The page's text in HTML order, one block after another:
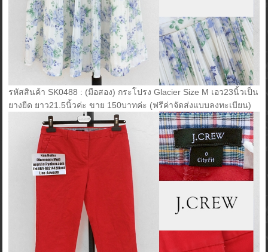
รหัสสินค้า SK0488 : (มือสอง) กระโปรง Glacier Size M เอว23นิ้วเป็น
ยางยืด ยาว21.5นิ้วค่ะ ขาย 150บาทค่ะ (ฟรีค่าจัดส่งแบบลงทะเบียน)